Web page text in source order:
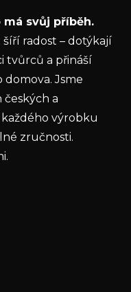
má svůj příběh.
radost – dotýkají
tvůrců a přináší
domova. Jsme
a
výrobku
zručnosti.